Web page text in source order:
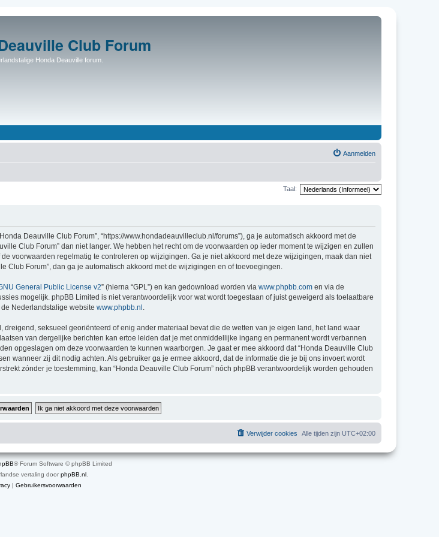
Club Forum
Honda Deauville forum.
Aanmelden
Taal:
Deauville Club Forum”, “https://www.hondadeauvilleclub.nl/forums”), ga je automatisch akkoord met de
Club Forum” dan niet langer. We hebben het recht om de voorwaarden op ieder moment te wijzigen en zullen
voorwaarden regelmatig te controleren op wijzigingen. Ga je niet akkoord met deze wijzigingen, maak dan niet
Forum”, dan ga je automatisch akkoord met de wijzigingen en of toevoegingen.
General Public License v2” (hierna “GPL”) en kan gedownload worden via www.phpbb.com en via de
mogelijk. phpBB Limited is niet verantwoordelijk voor wat wordt toegestaan of juist geweigerd als toelaatbare
Nederlandstalige website www.phpbb.nl
seksueel georiënteerd of enig ander materiaal bevat die de wetten van je eigen land, het land waar
van dergelijke berichten kan ertoe leiden dat je met onmiddellijke ingang en permanent wordt verbannen
opgeslagen om deze voorwaarden te kunnen waarborgen. Je gaat er mee akkoord dat “Honda Deauville Club
wanneer zij dit nodig achten. Als gebruiker ga je ermee akkoord, dat de informatie die je bij ons invoert wordt
zónder je toestemming, kan “Honda Deauville Club Forum” nóch phpBB verantwoordelijk worden gehouden
Alle tijden zijn UTC+02:00
Verwijder cookies
® Forum Software © phpBB Limited
vertaling doorphpBB.nl
| Gebruikersvoorwaarden